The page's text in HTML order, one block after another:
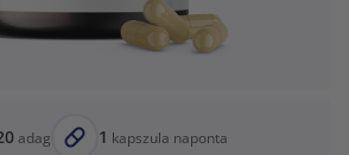
adag 1 kapszula naponta